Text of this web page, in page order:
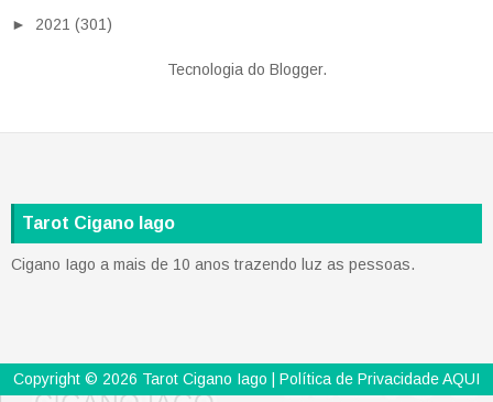
► 2021 (301)
Tecnologia do Blogger.
Tarot Cigano Iago
Cigano Iago a mais de 10 anos trazendo luz as pessoas.
Copyright © 2026 Tarot Cigano Iago | Política de PrivacidadeAQUI